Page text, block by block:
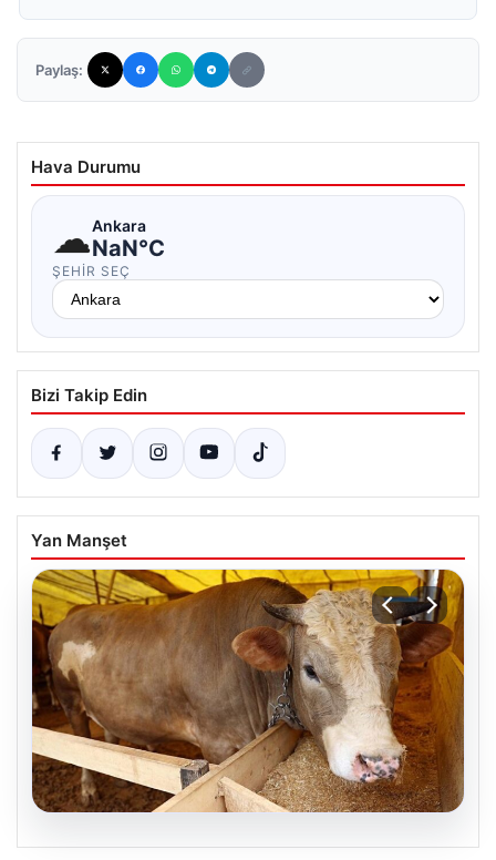
Paylaş:
Hava Durumu
☁Ankara
NaN°C
ŞEHIR SEÇ
Bizi Takip Edin
Yan Manşet
05.08.2026